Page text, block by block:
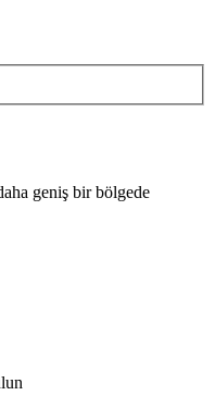
geniş bir bölgede